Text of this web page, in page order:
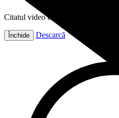
Citatul video este gata!
Închide Descarcă